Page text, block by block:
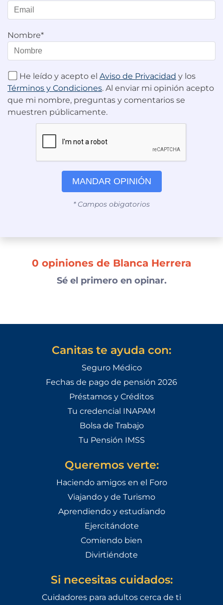
Nombre*
He leído y acepto el Aviso de Privacidad y los
Términos y Condiciones. Al enviar mi opinión acepto
que mi nombre, preguntas y comentarios se
muestren públicamente.
MANDAR OPINIÓN
* Campos obigatorios
0 opiniones de Blanca Herrera
Sé el primero en opinar.
Canitas te ayuda con:
Seguro Médico
Fechas de pago de pensión 2026
Préstamos y Créditos
Tu credencial INAPAM
Bolsa de Trabajo
Tu Pensión IMSS
Queremos verte:
Haciendo amigos en el Foro
Viajando y de Turismo
Aprendiendo y estudiando
Ejercitándote
Comiendo bien
Divirtiéndote
Si necesitas cuidados:
Cuidadores para adultos cerca de ti